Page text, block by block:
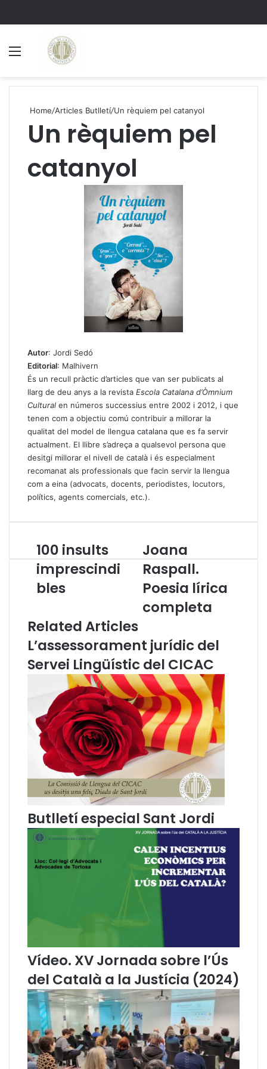
Home/Articles Butlletí/Un rèquiem pel catanyol
Un rèquiem pel
catanyol
Autor: Jordi Sedó
Editorial: Malhivern
És un recull pràctic d’articles que van ser publicats al
llarg de deu anys a la revista Escola Catalana d’Òmnium
Cultural en números successius entre 2002 i 2012, i que
tenen com a objectiu comú contribuir a millorar la
qualitat del model de llengua catalana que es fa servir
actualment. El llibre s’adreça a qualsevol persona que
desitgi millorar el nivell de català i és especialment
recomanat als professionals que facin servir la llengua
com a eina (advocats, docents, periodistes, locutors,
polítics, agents comercials, etc.).
1
0
i
u
t
i
e
s
c
i
l
e
100 insults
imprescindi
bles
o
a
n
R
p
l
.
P
o
e
s
i
í
i
c
a
c
o
m
l
e
a
Joana
Raspall.
Poesia lírica
completa
Related Articles
L’assessorament jurídic del
Servei Lingüístic del CICAC
Butlletí especial Sant Jordi
Vídeo. XV Jornada sobre l’Ús
del Català a la Justícia (2024)